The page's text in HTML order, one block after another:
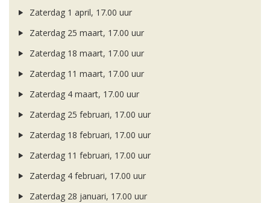
Zaterdag 1 april, 17.00 uur
Zaterdag 25 maart, 17.00 uur
Zaterdag 18 maart, 17.00 uur
Zaterdag 11 maart, 17.00 uur
Zaterdag 4 maart, 17.00 uur
Zaterdag 25 februari, 17.00 uur
Zaterdag 18 februari, 17.00 uur
Zaterdag 11 februari, 17.00 uur
Zaterdag 4 februari, 17.00 uur
Zaterdag 28 januari, 17.00 uur